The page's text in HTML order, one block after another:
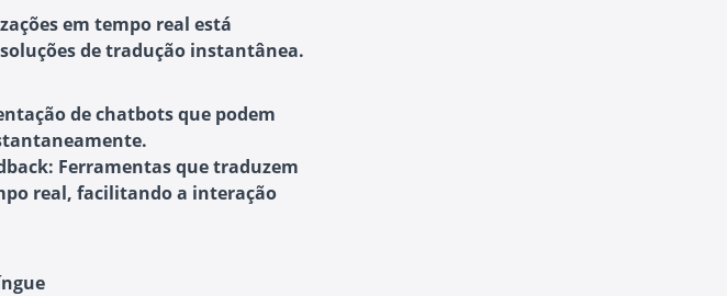
em tempo real está
de tradução instantânea.
de chatbots que podem
: Ferramentas que traduzem
real, facilitando a interação